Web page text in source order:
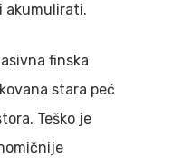
akumulirati.
finska
stara peć
Teško je